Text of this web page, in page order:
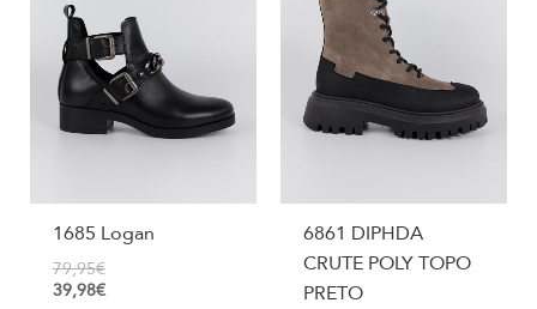
1685 Logan
79,95€
39,98€
6861 DIPHDA
CRUTE POLY TOPO
PRETO